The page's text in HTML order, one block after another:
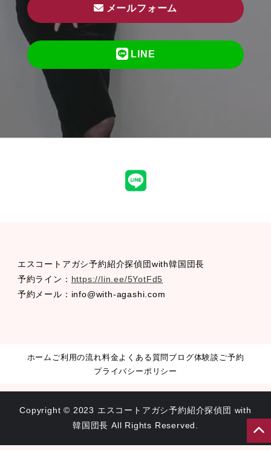
メールフォーム
LINE
LINE
エスコートアガシ予約紹介探偵団with韓国団長
予約ライン： https://lin.ee/5YotFd5
予約メール：info@with-agashi.com
ホーム ご利用の流れ料金よくある質問 ブログ体験談 ご予約
プライバシーポリシー
Copyright © 2023 エスコートアガシ予約紹介探偵団 with
韓国団長 All Rights Reserved.